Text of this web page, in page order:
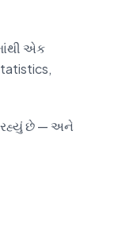
એક
રહ્યું છે — અને